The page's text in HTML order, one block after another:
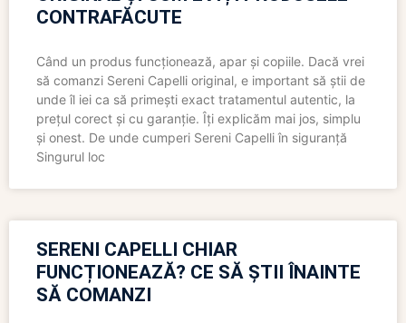
CONTRAFĂCUTE
Când un produs funcționează, apar și copiile. Dacă vrei
să comanzi Sereni Capelli original, e important să știi de
unde îl iei ca să primești exact tratamentul autentic, la
prețul corect și cu garanție. Îți explicăm mai jos, simplu
și onest. De unde cumperi Sereni Capelli în siguranță
Singurul loc
SERENI CAPELLI CHIAR
FUNCȚIONEAZĂ? CE SĂ ȘTII ÎNAINTE
SĂ COMANZI